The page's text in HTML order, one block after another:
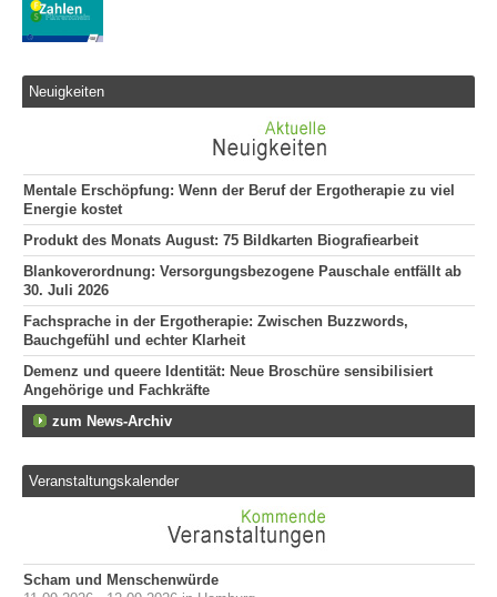
Neuigkeiten
Mentale Erschöpfung: Wenn der Beruf der Ergotherapie zu viel
Energie kostet
Produkt des Monats August: 75 Bildkarten Biografiearbeit
Blankoverordnung: Versorgungsbezogene Pauschale entfällt ab
30. Juli 2026
Fachsprache in der Ergotherapie: Zwischen Buzzwords,
Bauchgefühl und echter Klarheit
Demenz und queere Identität: Neue Broschüre sensibilisiert
Angehörige und Fachkräfte
zum News-Archiv
Veranstaltungskalender
Scham und Menschenwürde